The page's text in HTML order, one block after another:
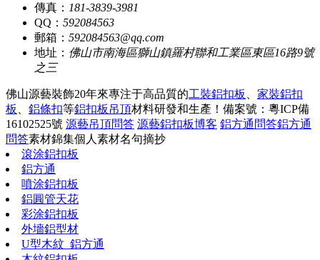
傳真： 181-3839-3981
QQ： 592084563
郵箱： 592084563@qq.com
地址： 佛山市南海區獅山鎮羅村聯和工業區東區16路9號
之三
佛山源藝裝飾20年來專注于高品質的工裝鋁扣板
家裝鋁扣
板
鋁條扣等鋁扣板吊頂材料研發和生產！ 備案號：粵ICP備
16102525號 源藝吊頂問答 源藝鋁扣板博客 鋁方通問答鋁方通
問答素材錦集個人素材名句摘抄
滾涂鋁扣板
鋁方通
噴涂鋁扣板
鋁圓管天花
彩涂鋁扣板
外墻鋁型材
U型木紋_鋁方通